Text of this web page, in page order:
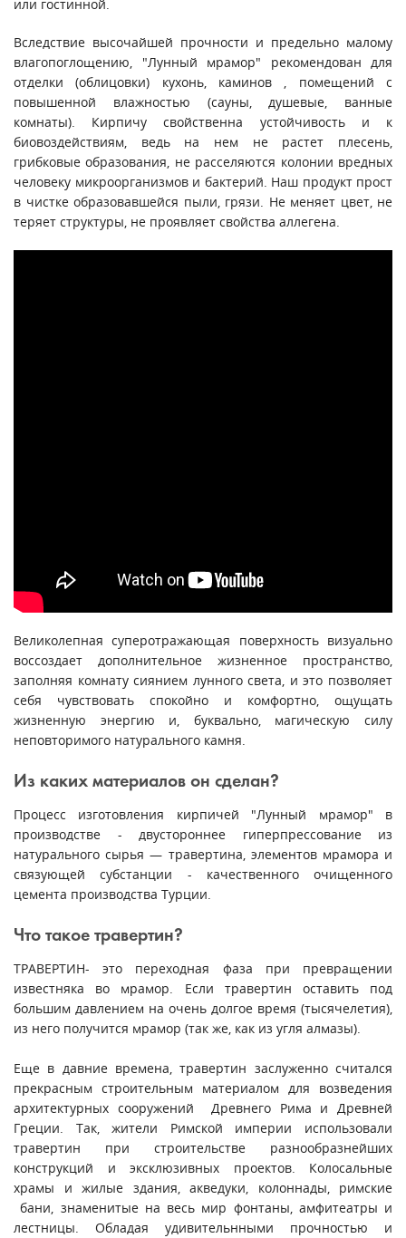
или гостинной.
Вследствие высочайшей прочности и предельно малому
влагопоглощению, "Лунный мрамор" рекомендован для
отделки (облицовки) кухонь, каминов , помещений с
повышенной влажностью (сауны, душевые, ванные
комнаты). Кирпичу свойственна устойчивость и к
биовоздействиям, ведь на нем не растет плесень,
грибковые образования, не расселяются колонии вредных
человеку микроорганизмов и бактерий. Наш продукт прост
в чистке образовавшейся пыли, грязи. Не меняет цвет, не
теряет структуры, не проявляет свойства аллегена.
Великолепная суперотражающая поверхность визуально
воссоздает дополнительное жизненное пространство,
заполняя комнату сиянием лунного света, и это позволяет
себя чувствовать спокойно и комфортно, ощущать
жизненную энергию и, буквально, магическую силу
неповторимого натурального камня.
Из каких материалов он сделан?
Процесс изготовления кирпичей "Лунный мрамор" в
производстве - двустороннее гиперпрессование из
натурального сырья — травертина, элементов мрамора и
связующей субстанции - качественного очищенного
цемента производства Турции.
Что такое травертин?
ТРАВЕРТИН- это переходная фаза при превращении
известняка во мрамор. Если травертин оставить под
большим давлением на очень долгое время (тысячелетия),
из него получится мрамор (так же, как из угля алмазы).
Еще в давние времена, травертин заслуженно считался
прекрасным строительным материалом для возведения
архитектурных сооружений Древнего Рима и Древней
Греции. Так, жители Римской империи использовали
травертин при строительстве разнообразнейших
конструкций и эксклюзивных проектов. Колосальные
храмы и жилые здания, акведуки, колоннады, римские
бани, знаменитые на весь мир фонтаны, амфитеатры и
лестницы. Обладая удивительнными прочностью и